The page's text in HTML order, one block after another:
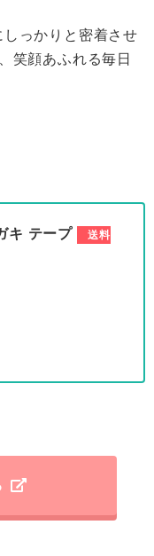
っかりと密着させ
笑顔あふれる毎日
キ テープ
送料